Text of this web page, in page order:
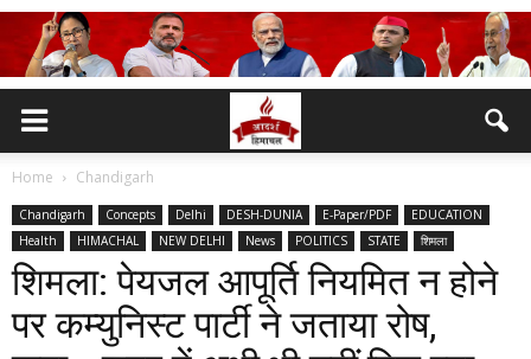
Home Chandigarh
Chandigarh Concepts Delhi DESH-DUNIA E-Paper/PDF
EDUCATION
Health
HIMACHAL NEW DELHI News POLITICS STATE शिमला
शिमला: पेयजल आपूर्ति नियमित न होने
पर कम्युनिस्ट पार्टी ने जताया रोष,